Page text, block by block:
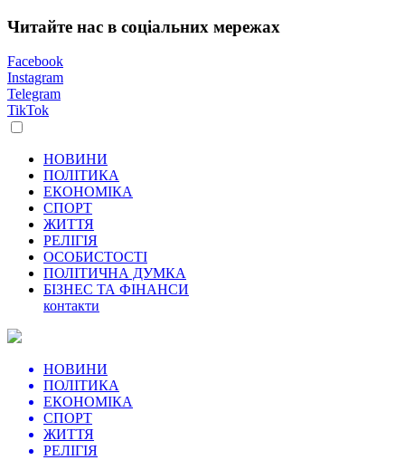
Читайте нас в соціальних мережах
Facebook
Instagram
Telegram
TikTok
НОВИНИ
ПОЛІТИКА
ЕКОНОМІКА
СПОРТ
ЖИТТЯ
РЕЛІГІЯ
ОСОБИСТОСТІ
ПОЛІТИЧНА ДУМКА
БІЗНЕС ТА ФІНАНСИ
контакти
НОВИНИ
ПОЛІТИКА
ЕКОНОМІКА
СПОРТ
ЖИТТЯ
РЕЛІГІЯ